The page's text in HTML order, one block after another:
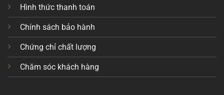
Hình thức thanh toán
Chính sách bảo hành
Chứng chỉ chất lượng
Chăm sóc khách hàng